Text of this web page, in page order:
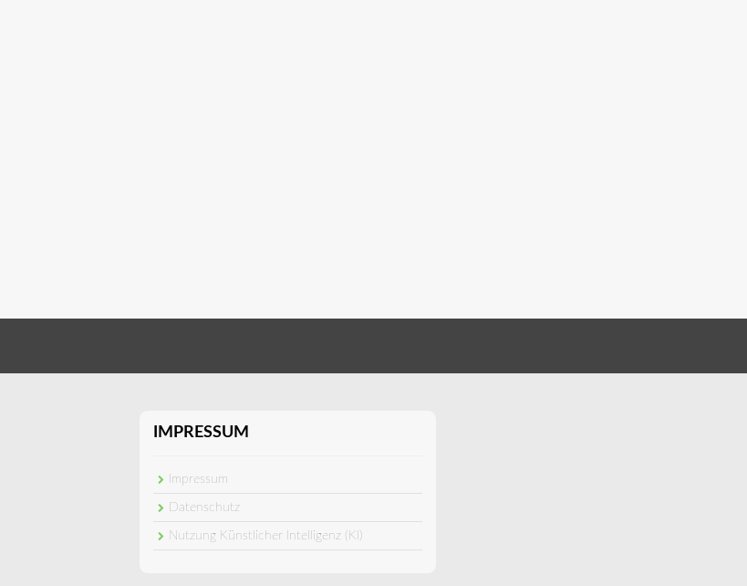
IMPRESSUM
Impressum
Datenschutz
Nutzung Künstlicher Intelligenz (KI)